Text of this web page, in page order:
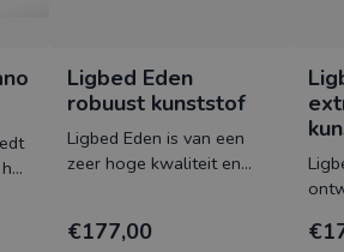
Ligbed Eden
robuust kunststof
Ligbed Eden is van een
zeer hoge kwaliteit en
kunstst
€177,00